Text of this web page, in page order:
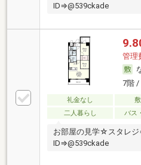
ID⇒@539ckade
管理
7階 /
礼金なし
二人暮らし
バス
お部屋の見学☆スタレ
ID⇒@539ckade